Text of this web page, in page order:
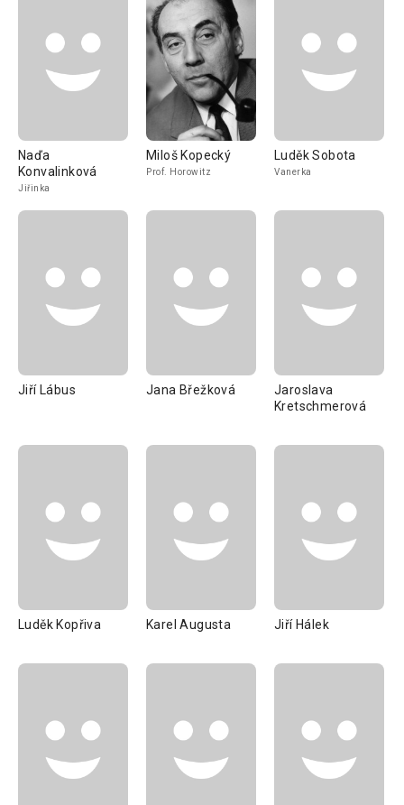
Naďa
Konvalinková
Jiřinka
Miloš Kopecký
Prof. Horowitz
Luděk Sobota
Vanerka
Jiří Lábus Jana Břežková
Jaroslava
Kretschmerová
Luděk Kopřiva Karel Augusta Jiří Hálek